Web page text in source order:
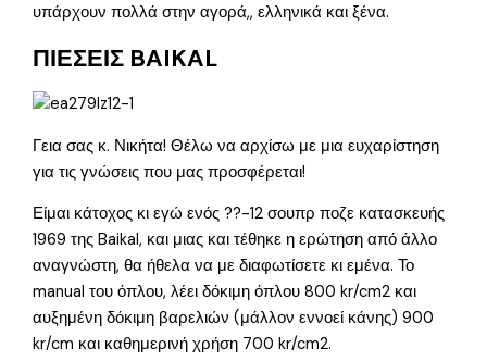
υπάρχουν πολλά στην αγορά,, ελληνικά και ξένα.
ΠΙΕΣΕΙΣ BAIKAL
Γεια σας κ. Νικήτα! Θέλω να αρχίσω με μια ευχαρίστηση
για τις γνώσεις που μας προσφέρεται!
Είμαι κάτοχος κι εγώ ενός ??-12 σουπρ ποζε κατασκευής
1969 της Baikal, και μιας και τέθηκε η ερώτηση από άλλο
αναγνώστη, θα ήθελα να με διαφωτίσετε κι εμένα. Το
manual του όπλου, λέει δόκιμη όπλου 800 kr/cm2 και
αυξημένη δόκιμη βαρελιών (μάλλον εννοεί κάνης) 900
kr/cm και καθημερινή χρήση 700 kr/cm2.